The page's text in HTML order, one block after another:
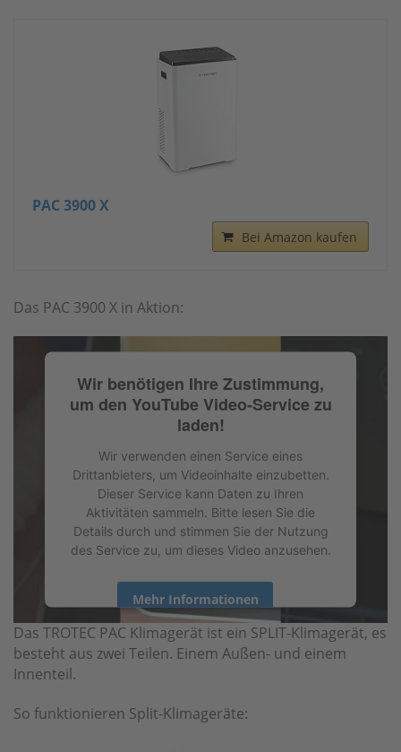
PAC 3900 X
Bei Amazon kaufen
Das PAC 3900 X in Aktion:
Wir benötigen Ihre Zustimmung,
um den YouTube Video-Service zu
laden!
Wir verwenden einen Service eines
Drittanbieters, um Videoinhalte einzubetten.
Dieser Service kann Daten zu Ihren
Aktivitäten sammeln. Bitte lesen Sie die
Details durch und stimmen Sie der Nutzung
des Service zu, um dieses Video anzusehen.
Mehr Informationen
Akzeptieren
Das TROTEC PAC Klimagerät ist ein SPLIT-Klimagerät, es
besteht aus zwei Teilen. Einem Außen- und einem
Innenteil.
So funktionieren Split-Klimageräte: